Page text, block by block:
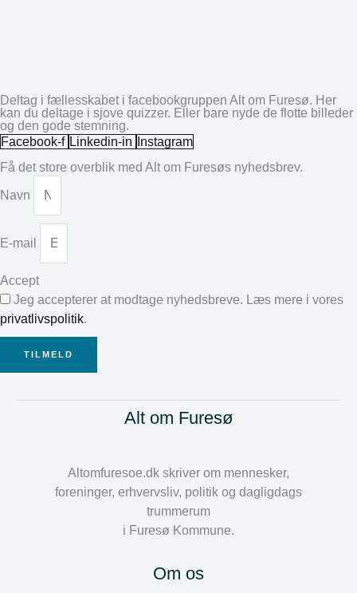
Deltag i fællesskabet i facebookgruppen Alt om Furesø. Her
kan du deltage i sjove quizzer. Eller bare nyde de flotte billeder
og den gode stemning.
Facebook-f Linkedin-in
Instagram
Få det store overblik med Alt om Furesøs nyhedsbrev.
Navn
E-mail
Accept
Jeg accepterer at modtage nyhedsbreve. Læs mere i vores
privatlivspolitik.
TILMELD
Alt om Furesø
Altomfuresoe.dk skriver om mennesker,
foreninger, erhvervsliv, politik og dagligdags
trummerum
i Furesø Kommune.
Om os